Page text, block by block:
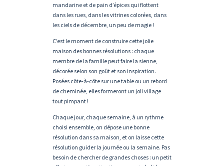
mandarine et de pain d’épices qui flottent
dans les rues, dans les vitrines colorées, dans
les ciels de décembre, un peu de magie !
C’est le moment de construire cette jolie
maison des bonnes résolutions : chaque
membre de la famille peut faire la sienne,
décorée selon son goût et son inspiration.
Posées côte-à-côte sur une table ou un rebord
de cheminée, elles formeront un joli village
tout pimpant !
Chaque jour, chaque semaine, à un rythme
choisi ensemble, on dépose une bonne
résolution dans sa maison, et on laisse cette
résolution guider la journée ou la semaine. Pas
besoin de chercher de grandes choses : un petit